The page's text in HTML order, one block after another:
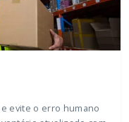
evite o erro humano